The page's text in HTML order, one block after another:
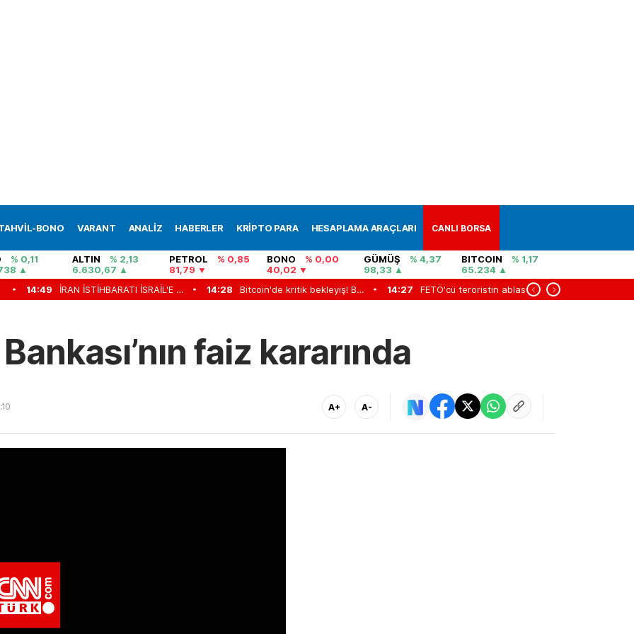
BONO VARANT ANALİZ HABERLER KRİPTO PARA HESAPLAMA ARAÇLARI CANLI BORSA
% 0,11
ALTIN
% 2,13
6.630,67
PETROL
% 0,85
81,79
BONO
% 0,00
40,02
GÜMÜŞ
% 4,37
98,33
BITCOIN
% 1,17
65.234
14:49
İRAN İSTİHBARATI İSRAİL'E NASIL SIZDI? "Sahte iş ilanlarıyla İsraillileri tuzağa çektiler" 14:28 Bitcoin'de kritik bekleyiş! Bu iki seviye yönü belirleyebilir 14:27 FETÖ'cü teröristin ablası da gözaltında
faiz kararında
A+ A-